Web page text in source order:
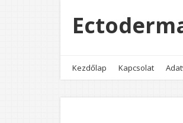
Kezdőlap Kapcsolat